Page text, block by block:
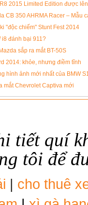
2015 Limited Edition được
CB 350 AHRMA Racer – Mẫu
"độc chiếm" Stunt Fest 2014
i8 đánh bại 911?
sắp ra mắt BT-50S
2014: khỏe, nhưng điềm tĩnh
hình ảnh mới nhất của BMW
mắt Chevrolet Captiva mới
tiết quí
tôi để
| cho thuê